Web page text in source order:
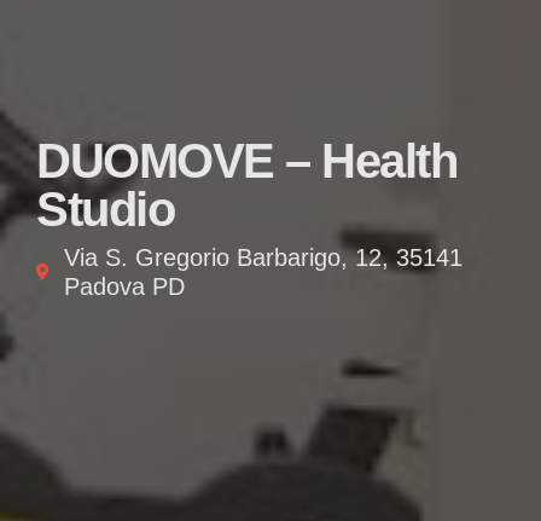
DUOMOVE – Health
Studio
Via S. Gregorio Barbarigo, 12, 35141
Padova PD